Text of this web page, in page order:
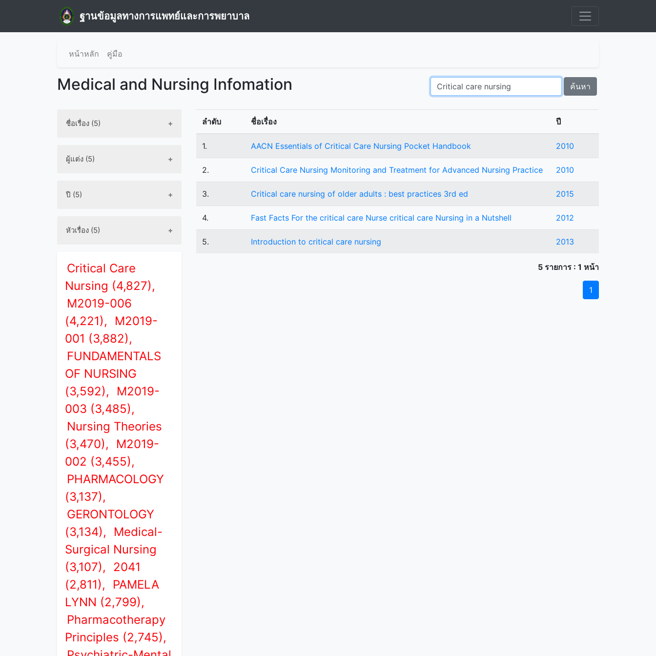
ฐานข้อมูลทางการแพทย์และการพยาบาล
หน้าหลัก คู่มือ
Medical and Nursing Infomation ค้นหา
ชื่อเรื่อง (5)
ผู้แต่ง (5)
ปี (5)
หัวเรื่อง (5)
Critical Care
Nursing (4,827),
M2019-006
(4,221),
M2019-
001 (3,882),
FUNDAMENTALS
OF NURSING
(3,592),
M2019-
003 (3,485),
Nursing Theories
(3,470),
M2019-
002 (3,455),
PHARMACOLOGY
(3,137),
GERONTOLOGY
(3,134),
Medical-
Surgical Nursing
(3,107),
2041
(2,811),
PAMELA
LYNN (2,799),
Pharmacotherapy
Principles (2,745),
ลำดับ ชื่อเรื่อง ปี
1. AACN Essentials of Critical Care Nursing Pocket Handbook 2010
2. Critical Care Nursing Monitoring and Treatment for Advanced Nursing Practice 2010
3. Critical care nursing of older adults : best practices 3rd ed 2015
4. Fast Facts For the critical care Nurse critical care Nursing in a Nutshell 2012
5. Introduction to critical care nursing 2013
5 รายการ : 1 หน้า
1